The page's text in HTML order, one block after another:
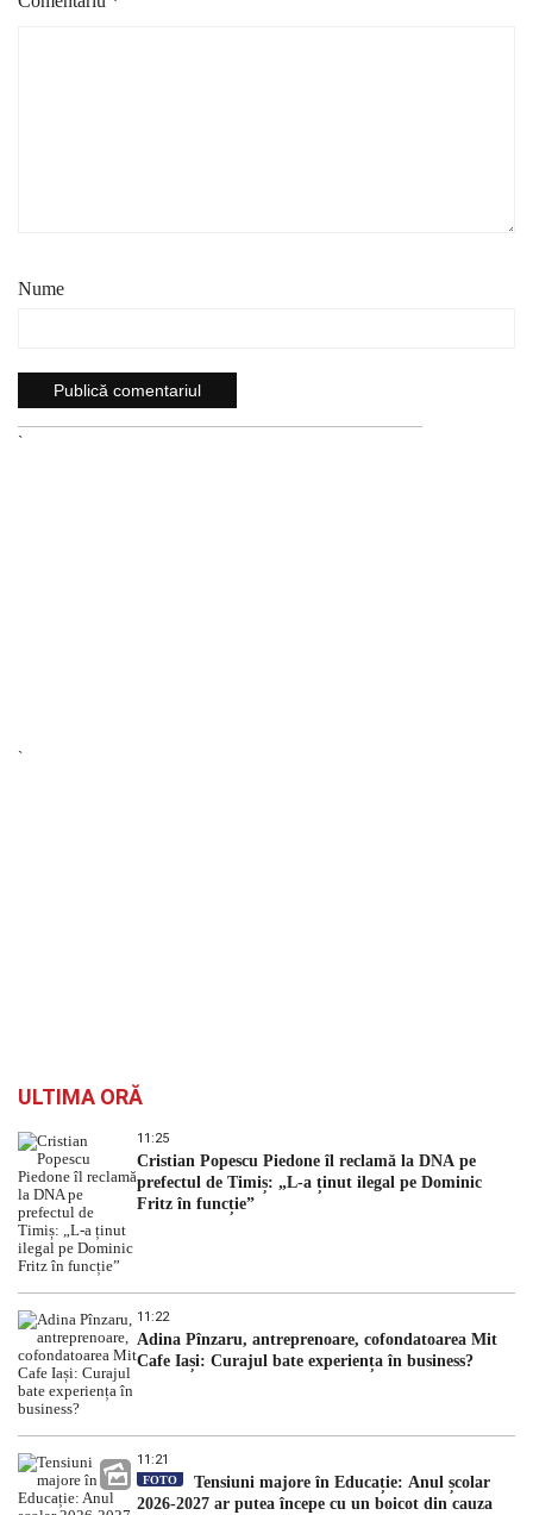
Nume
`
`
ULTIMA ORĂ
11:25
Cristian Popescu Piedone îl reclamă la DNA pe
prefectul de Timiș: „L-a ținut ilegal pe Dominic
Fritz în funcție”
11:22
Adina Pînzaru, antreprenoare, cofondatoarea Mit
Cafe Iași: Curajul bate experiența în business?
11:21
FOTO
Tensiuni majore în Educație: Anul școlar
2026-2027 ar putea începe cu un boicot din cauza